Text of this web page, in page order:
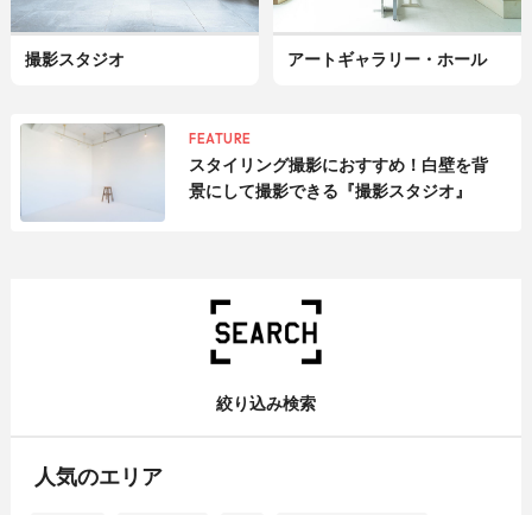
撮影スタジオ アートギャラリー・ホール
FEATURE
スタイリング撮影におすすめ！白壁を背
景にして撮影できる『撮影スタジオ』
絞り込み検索
人気のエリア